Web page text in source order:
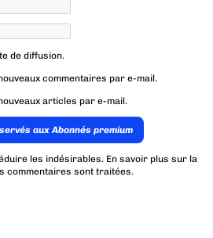
de diffusion.
commentaires par e-mail.
articles par e-mail.
aux Abonnés premium
les indésirables. En savoir plus sur la
commentaires sont traitées.